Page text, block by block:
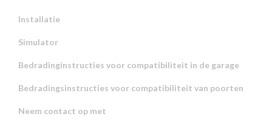
Installatie
Simulator
Bedradinginstructies voor compatibiliteit in de garage
Bedradingsinstructies voor compatibiliteit van poorten
Neem contact op met